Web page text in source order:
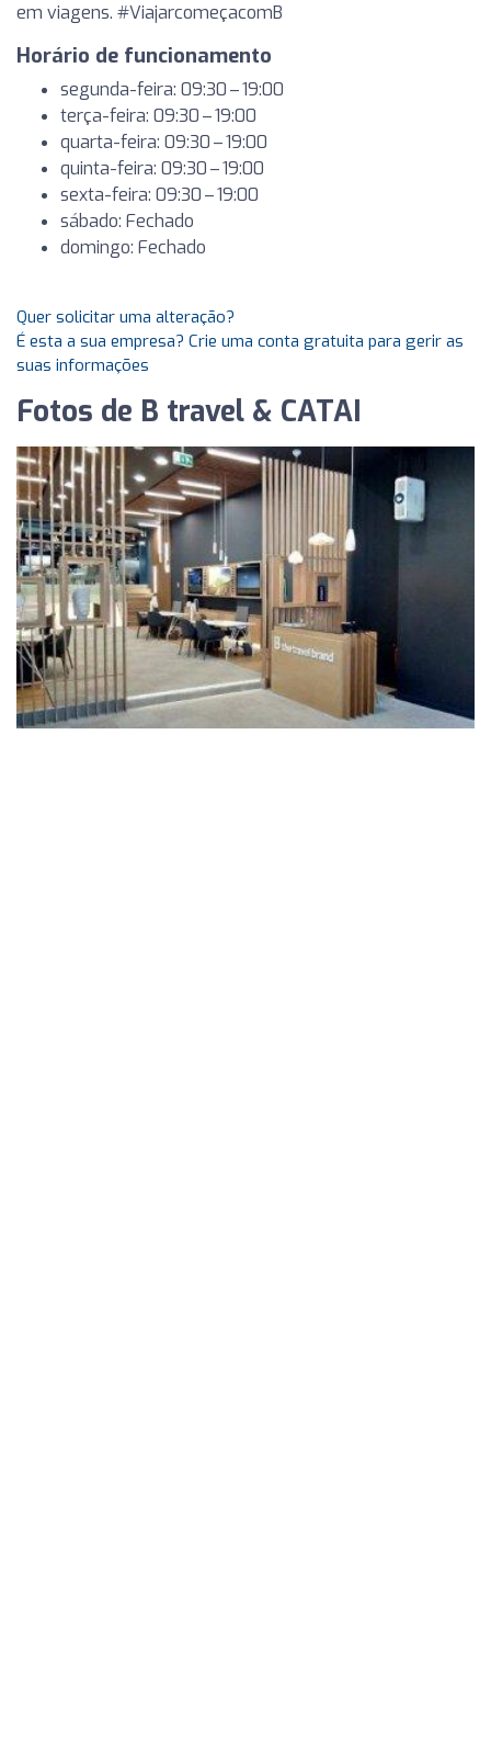
em viagens. #ViajarcomeçacomB
Horário de funcionamento
segunda-feira: 09:30 – 19:00
terça-feira: 09:30 – 19:00
quarta-feira: 09:30 – 19:00
quinta-feira: 09:30 – 19:00
sexta-feira: 09:30 – 19:00
sábado: Fechado
domingo: Fechado
Quer solicitar uma alteração?
É esta a sua empresa? Crie uma conta gratuita para gerir as
suas informações
Fotos de B travel & CATAI